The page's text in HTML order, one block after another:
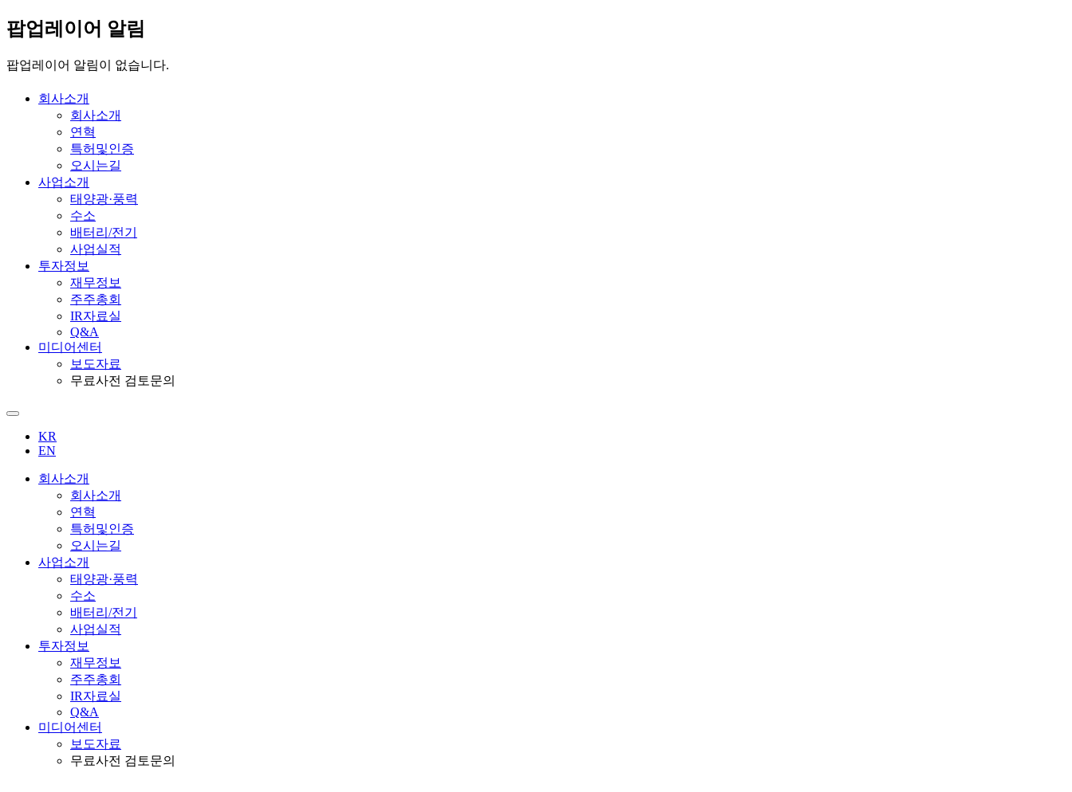
팝업레이어 알림
팝업레이어 알림이 없습니다.
회사소개
회사소개
연혁
특허및인증
오시는길
사업소개
태양광·풍력
수소
배터리/전기
사업실적
투자정보
재무정보
주주총회
IR자료실
Q&A
미디어센터
보도자료
무료사전 검토문의
KR
EN
회사소개
회사소개
연혁
특허및인증
오시는길
사업소개
태양광·풍력
수소
배터리/전기
사업실적
투자정보
재무정보
주주총회
IR자료실
Q&A
미디어센터
보도자료
무료사전 검토문의